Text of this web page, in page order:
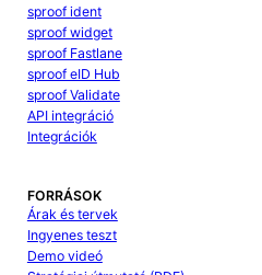
sproof ident
sproof widget
sproof Fastlane
sproof eID Hub
sproof Validate
API integráció
Integrációk
FORRÁSOK
Árak és tervek
Ingyenes teszt
Demo videó